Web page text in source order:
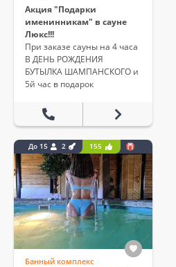
Акция "Подарки
именинникам" в сауне
Люкс!!!
При заказе сауны на 4 часа
В ДЕНЬ РОЖДЕНИЯ
БУТЫЛКА ШАМПАНСКОГО и
5й час в подарок
До 15 2 155
Банный комплекс